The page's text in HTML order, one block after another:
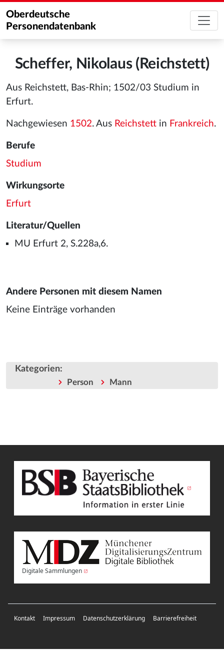
Oberdeutsche
Personendatenbank
Scheffer, Nikolaus (Reichstett)
Aus Reichstett, Bas-Rhin; 1502/03 Studium in
Erfurt.
Nachgewiesen 1502. Aus Reichstett in Frankreich.
Berufe
Studium
Wirkungsorte
Erfurt
Literatur/Quellen
MU Erfurt 2, S.228a,6.
Andere Personen mit diesem Namen
Keine Einträge vorhanden
Kategorien:
Person Mann
Digitale Sammlungen
Kontakt Impressum Datenschutzerklärung Barrierefreiheit